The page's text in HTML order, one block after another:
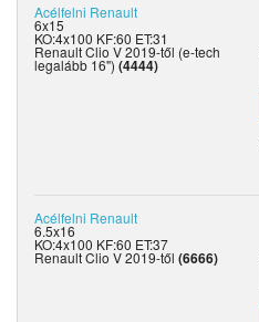
Acélfelni Renault
6x15
KO:4x100 KF:60 ET:31
Renault Clio V 2019-től (e-tech
legalább 16") (4444)
Acélfelni Renault
6.5x16
KO:4x100 KF:60 ET:37
Renault Clio V 2019-től (6666)